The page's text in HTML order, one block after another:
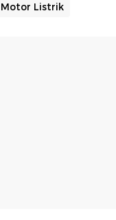
Motor Listrik